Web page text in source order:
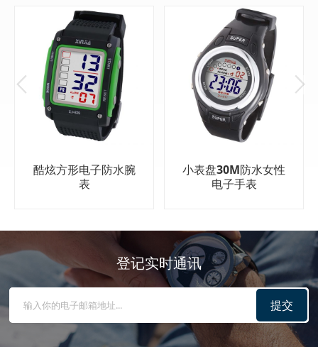
酷炫方形电子防水腕
表
小表盘30M防水女性
电子手表
登记实时通讯
提交